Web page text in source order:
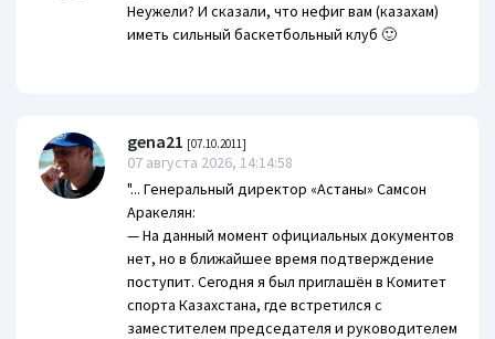
Неужели? И сказали, что нефиг вам (казахам)
иметь сильный баскетбольный клуб 🙂
gena21 [07.10.2011]
07 августа 2026, 14:14:58
"... Генеральный директор «Астаны» Самсон
Аракелян:
— На данный момент официальных документов
нет, но в ближайшее время подтверждение
поступит. Сегодня я был приглашён в Комитет
спорта Казахстана, где встретился с
заместителем председателя и руководителем